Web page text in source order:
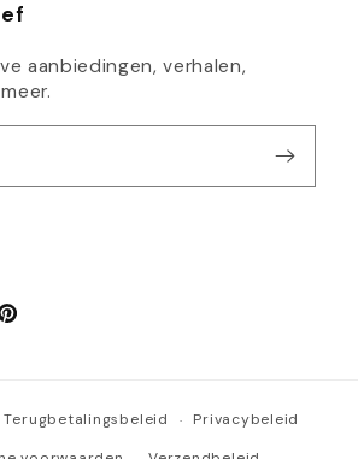
aanbiedingen, verhalen,
Pinterest
Terugbetalingsbeleid Privacybeleid